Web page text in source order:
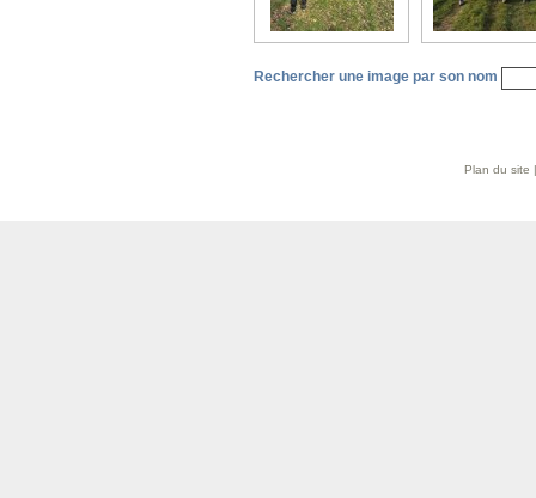
Rechercher une image par son nom
Plan du site